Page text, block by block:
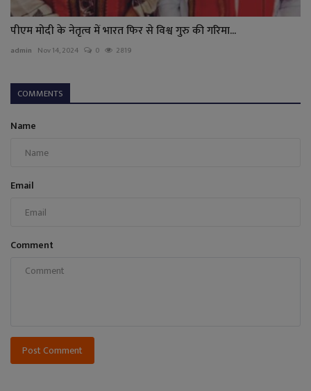
पीएम मोदी के नेतृत्व में भारत फिर से विश्व गुरु की गरिमा...
admin Nov 14, 2024 0 2819
COMMENTS
Name
Email
Comment
Post Comment